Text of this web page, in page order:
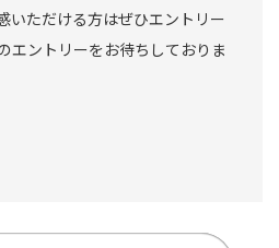
いただける方はぜひエントリー
エントリーをお待ちしておりま